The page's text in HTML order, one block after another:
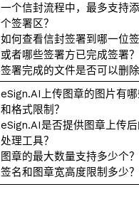
一个信封流程中，最多支持
个签署区？
如何查看信封签署到哪一位签
或者哪些签署方已完成签署？
签署完成的文件是否可以删除
eSign.AI上传图章的图片有
和格式限制？
eSign.AI是否提供图章上传
处理工具？
图章的最大数量支持多少个？
签名和图章宽高度限制多少？